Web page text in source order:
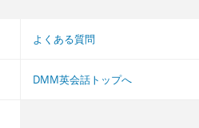
よくある質問
DMM英会話トップへ